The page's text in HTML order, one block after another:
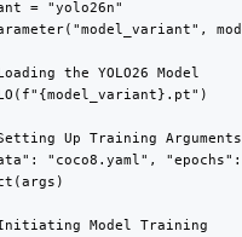
= "yolo26n"
the YOLO26 Model
Up Training Arguments
"coco8.yaml",
Model Training